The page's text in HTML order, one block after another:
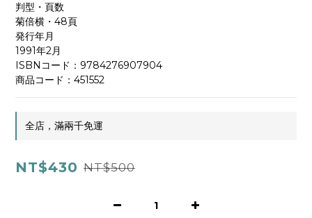
判型・頁数
菊倍横・48頁
発行年月
1991年2月
ISBNコード：9784276907904
商品コード：451552
全店，滿兩千免運
NT$430 NT$500